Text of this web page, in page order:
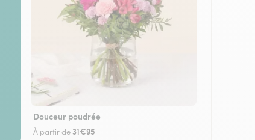
Douceur poudrée
À partir de 31€95